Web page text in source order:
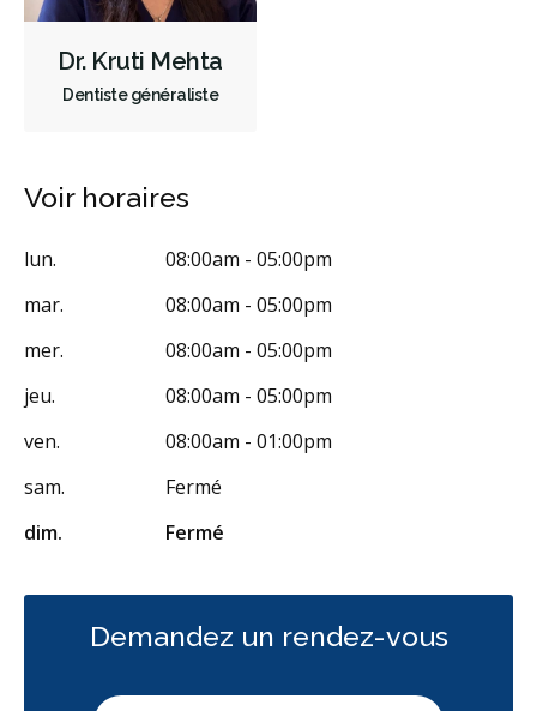
Endodontie
Chirurgie buccale
Hygiène préventive et nettoyages
Facturation Directe
Dr. Kruti Mehta
Dentiste généraliste
Voir horaires
lun.
08:00am - 05:00pm
mar.
08:00am - 05:00pm
mer.
08:00am - 05:00pm
jeu.
08:00am - 05:00pm
ven.
08:00am - 01:00pm
sam.
Fermé
dim.
Fermé
Demandez un rendez-vous